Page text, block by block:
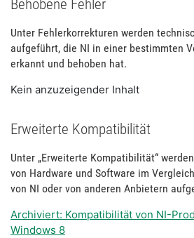
Behobene Fehler
Unter Fehlerkorrekturen werden
aufgeführt, die NI in einer bestimmten
erkannt und behoben hat.
Kein anzuzeigender Inhalt
Erweiterte Kompatibilität
Unter „Erweiterte Kompatibilität“
von Hardware und Software im
von NI oder von anderen Anbietern
Archiviert: Kompatibilität von NI-
Windows 8